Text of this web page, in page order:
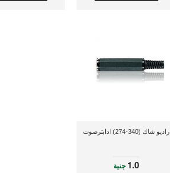
راديو شاك (340-274) ادابترصوت
1.0 جنية